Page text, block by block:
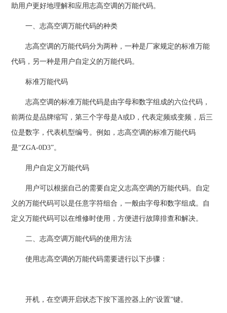
助用户更好地理解和应用志高空调的万能代码。
一、志高空调万能代码的种类
志高空调的万能代码分为两种，一种是厂家规定的标准万能
代码，另一种是用户自定义的万能代码。
标准万能代码
志高空调的标准万能代码是由字母和数字组成的六位代码，
前两位是品牌缩写，第三个字母是A或D，代表定频或变频，后三
位是数字，代表机型编号。例如，志高空调的标准万能代码
是“ZGA-0D3”。
用户自定义万能代码
用户可以根据自己的需要自定义志高空调的万能代码。自定
义的万能代码可以是任意字符组合，一般由字母和数字组成。自
定义万能代码可以在维修时使用，方便进行故障排查和解决。
二、志高空调万能代码的使用方法
使用志高空调的万能代码需要进行以下步骤：
开机，在空调开启状态下按下遥控器上的“设置”键。